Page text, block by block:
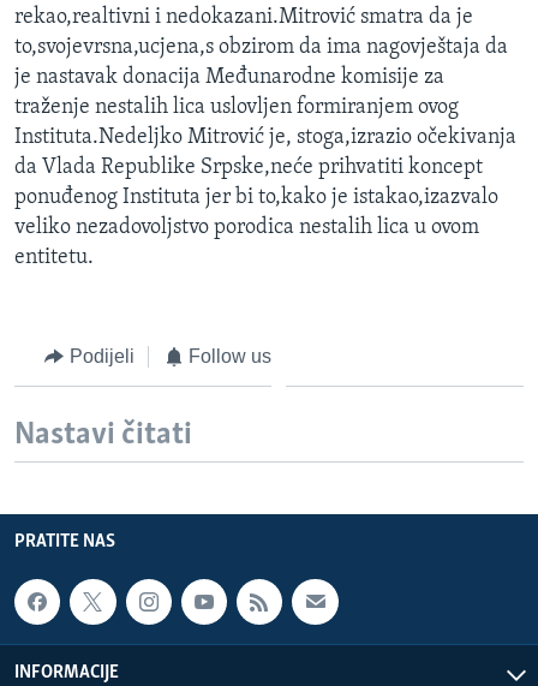
rekao,realtivni i nedokazani.Mitrović smatra da je
to,svojevrsna,ucjena,s obzirom da ima nagovještaja da
je nastavak donacija Međunarodne komisije za
traženje nestalih lica uslovljen formiranjem ovog
Instituta.Nedeljko Mitrović je, stoga,izrazio očekivanja
da Vlada Republike Srpske,neće prihvatiti koncept
ponuđenog Instituta jer bi to,kako je istakao,izazvalo
veliko nezadovoljstvo porodica nestalih lica u ovom
entitetu.
Podijeli Follow us
Nastavi čitati
PRATITE NAS
INFORMACIJE